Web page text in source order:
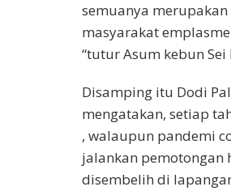
semuanya
masyarakat
“tutur Asum kebun
Disamping itu Dodi
mengatakan, setiap
, walaupun pandemi
jalankan pemotongan
disembelih di